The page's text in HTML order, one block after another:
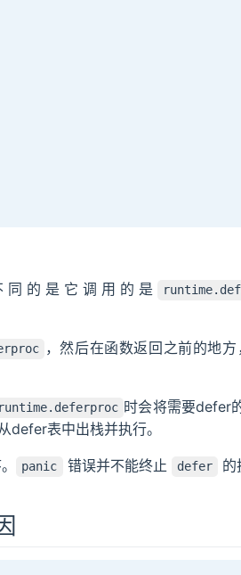
的是它调用的是
，然后在函数返回之前的地
runtime.deferproc 时会将需要defer
defer表中出栈并执行。
panic 错误并不能终止 defer 的